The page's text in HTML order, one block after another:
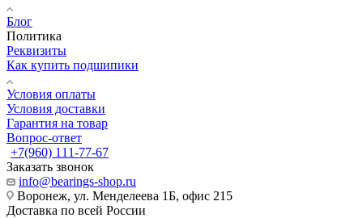
Блог
Политика
Реквизиты
Как купить подшипики
Условия оплаты
Условия доставки
Гарантия на товар
Вопрос-ответ
+7(960) 111-77-67
Заказать звонок
info@bearings-shop.ru
Воронеж, ул. Менделеева 1Б, офис 215
Доставка по всей России